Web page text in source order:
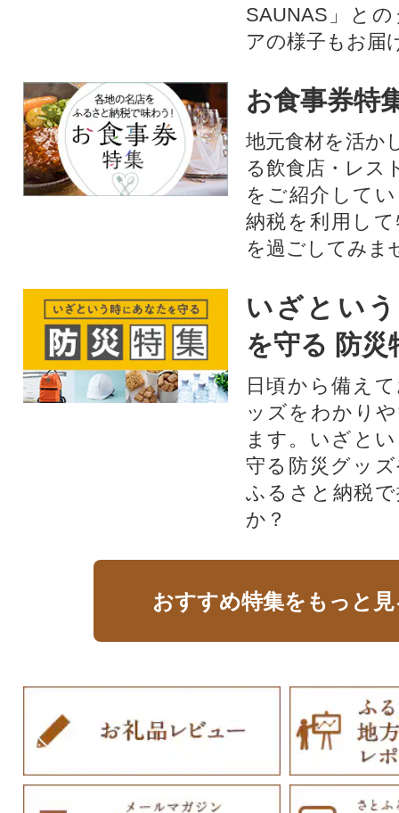
SAUNAS」と
アの様子もお届
お食事券特
地元食材を活か
る飲食店・レス
をご紹介して
納税を利用し
を過ごしてみま
いざとい
を守る 防災
日頃から備え
ッズをわかり
ます。いざと
守る防災グッ
ふるさと納税
か？
おすすめ特集をもっと